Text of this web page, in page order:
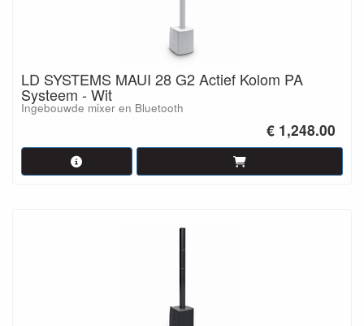
LD SYSTEMS MAUI 28 G2 Actief Kolom PA
Systeem - Wit
Ingebouwde mixer en Bluetooth
€ 1,248.00